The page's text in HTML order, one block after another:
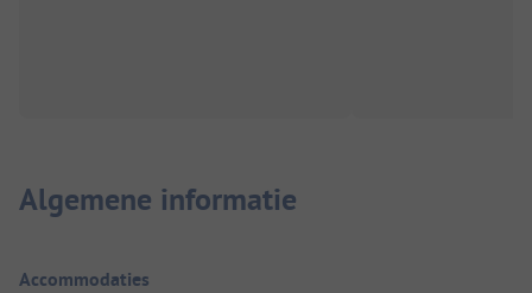
Algemene informatie
Accommodaties